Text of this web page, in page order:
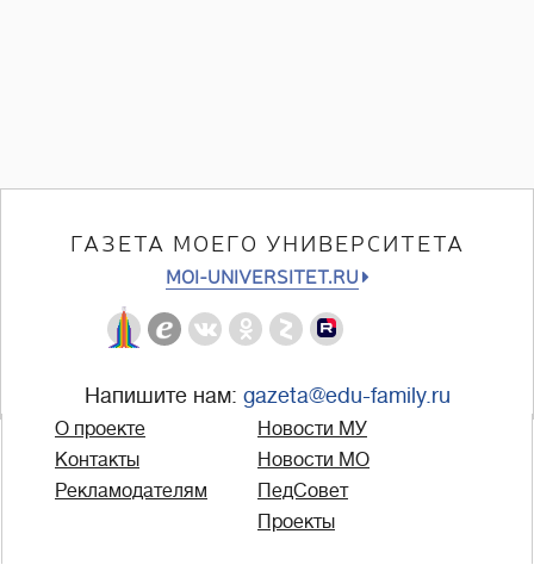
ГАЗЕТА МОЕГО УНИВЕРСИТЕТА
MOI-UNIVERSITET.RU
Напишите нам: gazeta@edu-family.ru
О проекте
Контакты
Рекламодателям
Новости МУ
Новости МО
ПедСовет
Проекты